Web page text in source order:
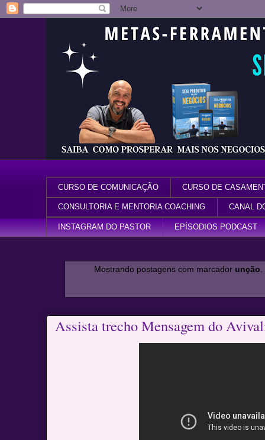
CURSO DE COMUNICAÇÃO CURSO DE
CONSULTORIA E MENTORIA COACHING CANAL
INSTAGRAM DO PASTOR EPÍSODIOS PODCAST
Mostrando postagens com marcador unção
Assista trecho Mensagem do